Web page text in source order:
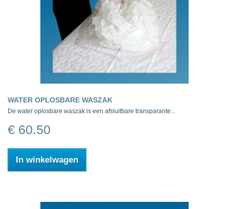
WATER OPLOSBARE WASZAK
De water oplosbare waszak is een afsluitbare transparante...
€ 60.50
In winkelwagen